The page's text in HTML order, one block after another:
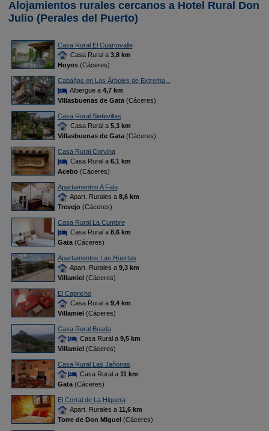
Alojamientos rurales cercanos a Hotel Rural Don
Julio (Perales del Puerto)
Casa Rural El Cuartovalle
Casa Rural a 3,8 km
Hoyos(Cáceres)
Cabañas en Los Árboles de Extrema...
Albergue a 4,7 km
Villasbuenas de Gata(Cáceres)
Casa Rural Sietevillas
Casa Rural a 5,3 km
Villasbuenas de Gata(Cáceres)
Casa Rural Corvina
Casa Rural a 6,1 km
Acebo(Cáceres)
Apartamentos A Fala
Apart. Rurales a 8,6 km
Trevejo(Cáceres)
Casa Rural La Cumbre
Casa Rural a 8,6 km
Gata(Cáceres)
Apartamentos Las Huertas
Apart. Rurales a 9,3 km
Villamiel(Cáceres)
El Capricho
Casa Rural a 9,4 km
Villamiel(Cáceres)
Casa Rural Boada
Casa Rural a 9,5 km
Villamiel(Cáceres)
Casa Rural Las Jañonas
Casa Rural a 11 km
Gata(Cáceres)
El Corral de La Higuera
Apart. Rurales a 11,6 km
Torre de Don Miguel(Cáceres)